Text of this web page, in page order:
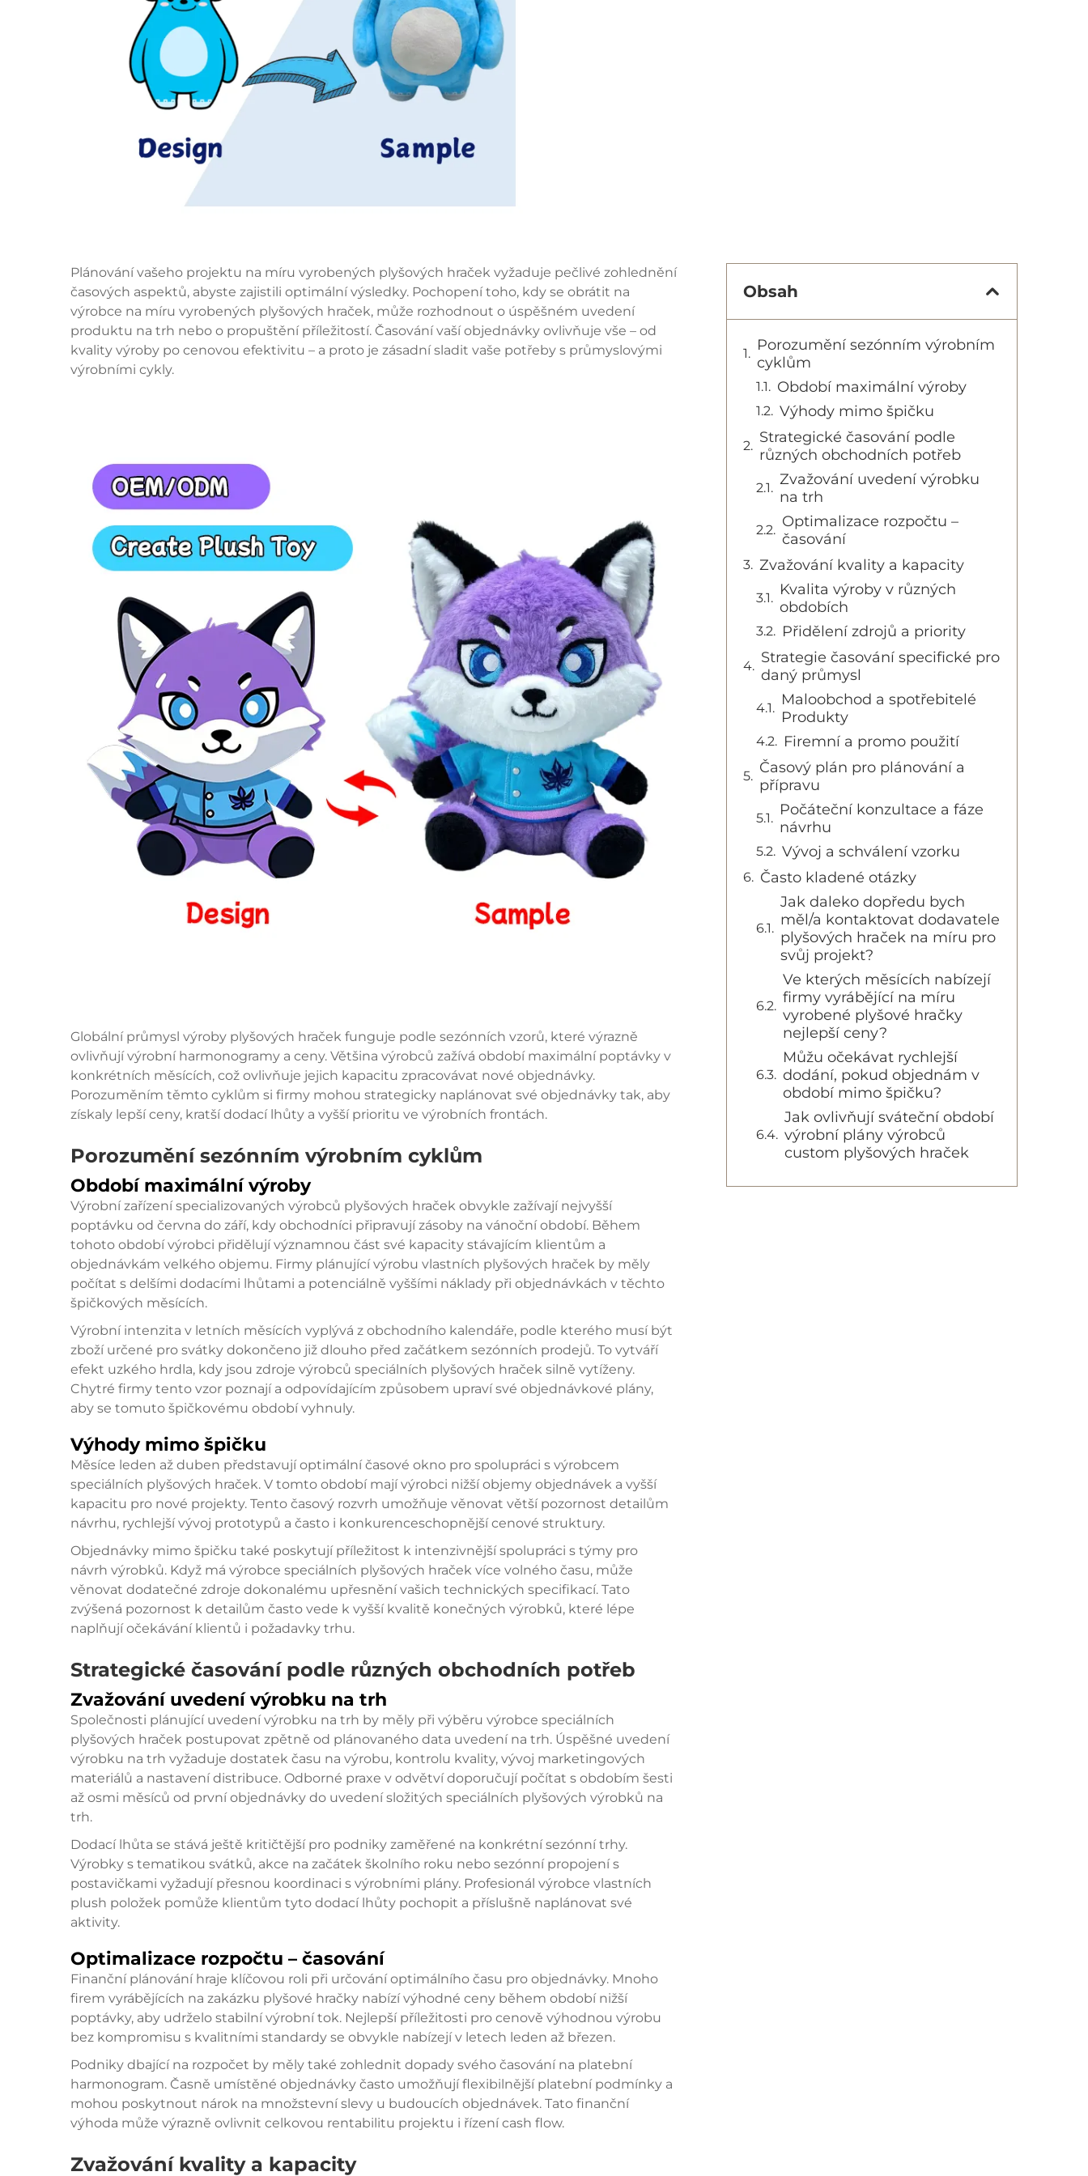
Plánování vašeho projektu na míru vyrobených plyšových hraček vyžaduje pečlivé zohlednění
časových aspektů, abyste zajistili optimální výsledky. Pochopení toho, kdy se obrátit na
výrobce na míru vyrobených plyšových hraček, může rozhodnout o úspěšném uvedení
produktu na trh nebo o propuštění příležitostí. Časování vaší objednávky ovlivňuje vše – od
kvality výroby po cenovou efektivitu – a proto je zásadní sladit vaše potřeby s průmyslovými
výrobními cykly.
Globální průmysl výroby plyšových hraček funguje podle sezónních vzorů, které výrazně
ovlivňují výrobní harmonogramy a ceny. Většina výrobců zažívá období maximální poptávky v
konkrétních měsících, což ovlivňuje jejich kapacitu zpracovávat nové objednávky.
Porozuměním těmto cyklům si firmy mohou strategicky naplánovat své objednávky tak, aby
získaly lepší ceny, kratší dodací lhůty a vyšší prioritu ve výrobních frontách.
Porozumění sezónním výrobním cyklům
Období maximální výroby
Výrobní zařízení specializovaných výrobců plyšových hraček obvykle zažívají nejvyšší
poptávku od června do září, kdy obchodníci připravují zásoby na vánoční období. Během
tohoto období výrobci přidělují významnou část své kapacity stávajícím klientům a
objednávkám velkého objemu. Firmy plánující výrobu vlastních plyšových hraček by měly
počítat s delšími dodacími lhůtami a potenciálně vyššími náklady při objednávkách v těchto
špičkových měsících.
Výrobní intenzita v letních měsících vyplývá z obchodního kalendáře, podle kterého musí být
zboží určené pro svátky dokončeno již dlouho před začátkem sezónních prodejů. To vytváří
efekt uzkého hrdla, kdy jsou zdroje výrobců speciálních plyšových hraček silně vytíženy.
Chytré firmy tento vzor poznají a odpovídajícím způsobem upraví své objednávkové plány,
aby se tomuto špičkovému období vyhnuly.
Výhody mimo špičku
Měsíce leden až duben představují optimální časové okno pro spolupráci s výrobcem
speciálních plyšových hraček. V tomto období mají výrobci nižší objemy objednávek a vyšší
kapacitu pro nové projekty. Tento časový rozvrh umožňuje věnovat větší pozornost detailům
návrhu, rychlejší vývoj prototypů a často i konkurenceschopnější cenové struktury.
Objednávky mimo špičku také poskytují příležitost k intenzivnější spolupráci s týmy pro
návrh výrobků. Když má výrobce speciálních plyšových hraček více volného času, může
věnovat dodatečné zdroje dokonalému upřesnění vašich technických specifikací. Tato
zvýšená pozornost k detailům často vede k vyšší kvalitě konečných výrobků, které lépe
naplňují očekávání klientů i požadavky trhu.
Strategické časování podle různých obchodních potřeb
Zvažování uvedení výrobku na trh
Společnosti plánující uvedení výrobku na trh by měly při výběru výrobce speciálních
plyšových hraček postupovat zpětně od plánovaného data uvedení na trh. Úspěšné uvedení
výrobku na trh vyžaduje dostatek času na výrobu, kontrolu kvality, vývoj marketingových
materiálů a nastavení distribuce. Odborné praxe v odvětví doporučují počítat s obdobím šesti
až osmi měsíců od první objednávky do uvedení složitých speciálních plyšových výrobků na
trh.
Dodací lhůta se stává ještě kritičtější pro podniky zaměřené na konkrétní sezónní trhy.
Výrobky s tematikou svátků, akce na začátek školního roku nebo sezónní propojení s
postavičkami vyžadují přesnou koordinaci s výrobními plány. Profesionál výrobce vlastních
plush položek pomůže klientům tyto dodací lhůty pochopit a příslušně naplánovat své
aktivity.
Optimalizace rozpočtu – časování
Finanční plánování hraje klíčovou roli při určování optimálního času pro objednávky. Mnoho
firem vyrábějících na zakázku plyšové hračky nabízí výhodné ceny během období nižší
poptávky, aby udrželo stabilní výrobní tok. Nejlepší příležitosti pro cenově výhodnou výrobu
bez kompromisu s kvalitními standardy se obvykle nabízejí v letech leden až březen.
Podniky dbající na rozpočet by měly také zohlednit dopady svého časování na platební
harmonogram. Časně umístěné objednávky často umožňují flexibilnější platební podmínky a
mohou poskytnout nárok na množstevní slevy u budoucích objednávek. Tato finanční
výhoda může výrazně ovlivnit celkovou rentabilitu projektu i řízení cash flow.
Zvažování kvality a kapacity
Obsah
Porozumění sezónním výrobním
cyklům
Období maximální výroby
Výhody mimo špičku
Strategické časování podle
různých obchodních potřeb
Zvažování uvedení výrobku
na trh
Optimalizace rozpočtu –
časování
Zvažování kvality a kapacity
Kvalita výroby v různých
obdobích
Přidělení zdrojů a priority
Strategie časování specifické pro
daný průmysl
Maloobchod a spotřebitelé
Produkty
Firemní a promo použití
Časový plán pro plánování a
přípravu
Počáteční konzultace a fáze
návrhu
Vývoj a schválení vzorku
Často kladené otázky
Jak daleko dopředu bych
měl/a kontaktovat dodavatele
plyšových hraček na míru pro
svůj projekt?
Ve kterých měsících nabízejí
firmy vyrábějící na míru
vyrobené plyšové hračky
nejlepší ceny?
Můžu očekávat rychlejší
dodání, pokud objednám v
období mimo špičku?
Jak ovlivňují sváteční období
výrobní plány výrobců
custom plyšových hraček